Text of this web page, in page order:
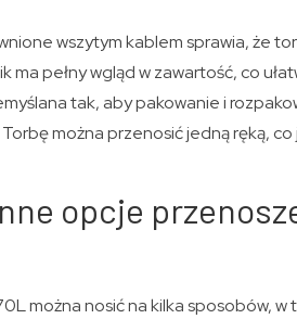
wszytym kablem sprawia, że
ma pełny wgląd w zawartość, co
tak, aby pakowanie i
można przenosić jedną ręką,
opcje
można nosić na kilka sposobów,